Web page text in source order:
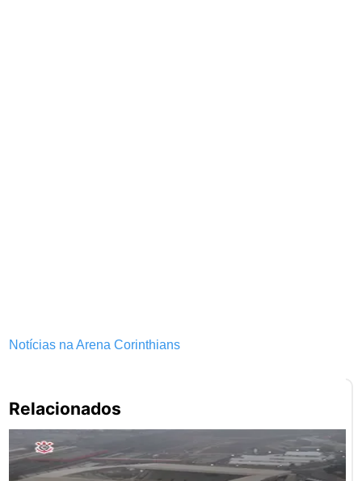
Notícias na Arena Corinthians
Relacionados